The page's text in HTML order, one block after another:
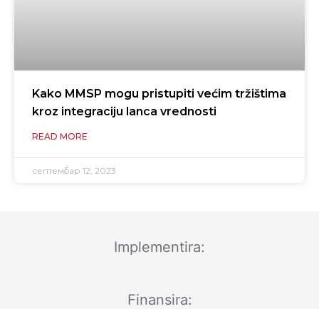
Kako MMSP mogu pristupiti većim tržištima
kroz integraciju lanca vrednosti
READ MORE
септембар 12, 2023
Implementira:
Finansira: